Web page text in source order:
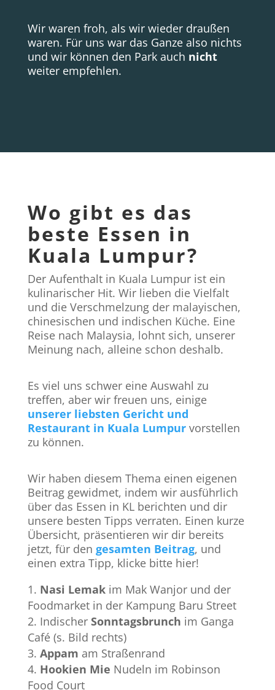
Wir waren froh, als wir wieder draußen
waren. Für uns war das Ganze also nichts
und wir können den Park auch nicht
weiter empfehlen.
Wo gibt es das
beste Essen in
Kuala Lumpur?
Der Aufenthalt in Kuala Lumpur ist ein
kulinarischer Hit. Wir lieben die Vielfalt
und die Verschmelzung der malayischen,
chinesischen und indischen Küche. Eine
Reise nach Malaysia, lohnt sich, unserer
Meinung nach, alleine schon deshalb.
Es viel uns schwer eine Auswahl zu
treffen, aber wir freuen uns, einige
unserer liebsten Gericht und
Restaurant in Kuala Lumpur vorstellen
zu können.
Wir haben diesem Thema einen eigenen
Beitrag gewidmet, indem wir ausführlich
über das Essen in KL berichten und dir
unsere besten Tipps verraten. Einen kurze
Übersicht, präsentieren wir dir bereits
jetzt, für den gesamten Beitrag, und
einen extra Tipp, klicke bitte hier!
Nasi Lemakim Mak Wanjor und der
Foodmarket in der Kampung Baru Street
Indischer Sonntagsbrunch im Ganga
Café (s. Bild rechts)
Appam am Straßenrand
Hookien Mie Nudeln im Robinson
Food Court